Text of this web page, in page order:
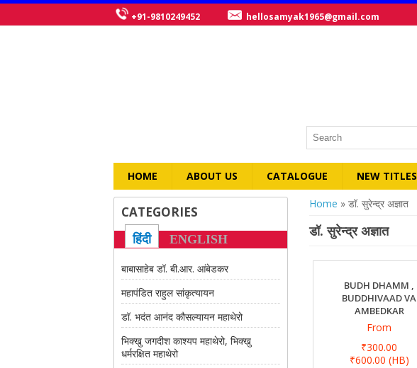
+91-9810249452 hellosamyak1965@gmail.com
HOME ABOUT US CATALOGUE NEW TITLES
You are here
Home » डॉ. सुरेन्द्र अज्ञात
डॉ. सुरेन्द्र अज्ञात
BUDH DHAMM ,
BUDDHIVAAD VA
AMBEDKAR
From
₹300.00
₹600.00 (HB)
CATEGORIES
हिंदी ENGLISH
बाबासाहेब डॉ. बी.आर. आंबेडकर
महापंडित राहुल सांकृत्यायन
डॉ. भदंत आनंद कौसल्यायन महाथेरो
भिक्खु जगदीश काश्यप महाथेरो, भिक्खु
धर्मरक्षित महाथेरो